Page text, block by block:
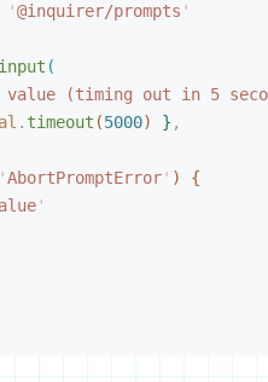
'@inquirer/prompts '
(
value (timing out in 5
. timeout (5000) } ,
'AbortPromptError' )
{
'